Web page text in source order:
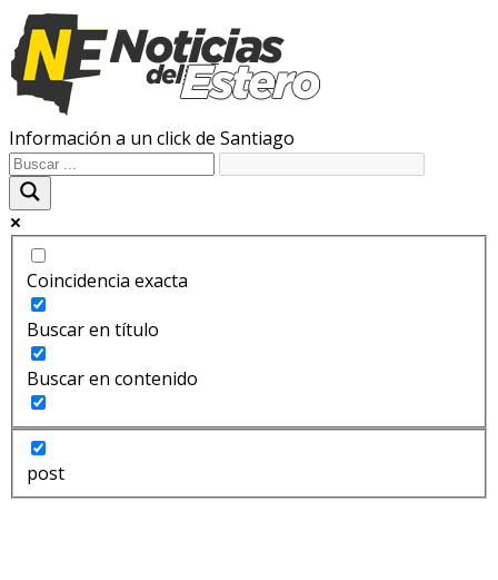
Información a un click de Santiago
Coincidencia exacta
Buscar en título
Buscar en contenido
post